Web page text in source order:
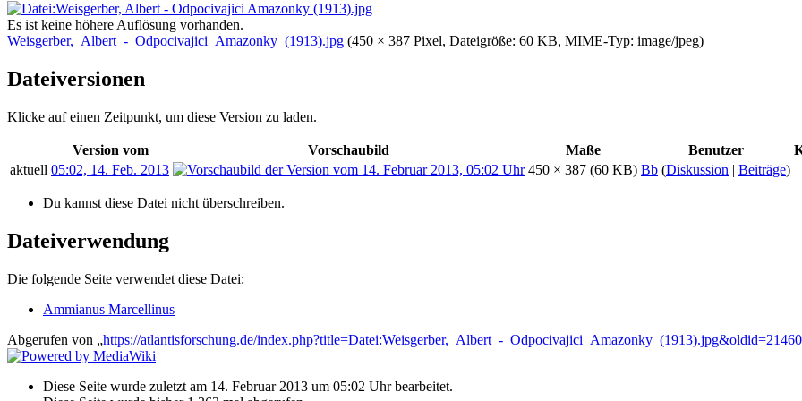
Es ist keine höhere Auflösung vorhanden.
Weisgerber,_Albert_-_Odpocivajici_Amazonky_(1913).jpg (450 × 387 Pixel, Dateigröße: 60 KB, MIME-Typ: image/jpeg)
Dateiversionen
Klicke auf einen Zeitpunkt, um diese Version zu laden.
Version vom Vorschaubild Maße Benutzer
aktuell 05:02, 14. Feb. 2013 450 × 387 (60 KB) Bb (Diskussion | Beiträge)
Du kannst diese Datei nicht überschreiben.
Dateiverwendung
Die folgende Seite verwendet diese Datei:
Ammianus Marcellinus
Abgerufen von „https://atlantisforschung.de/index.php?title=Datei:Weisgerber,_Albert_-_Odpocivajici_Amazonky_(1913).jpg&oldid=21460
Diese Seite wurde zuletzt am 14. Februar 2013 um 05:02 Uhr bearbeitet.